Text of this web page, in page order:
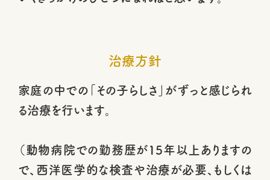
治療方針
家庭の中での「その子らしさ」がずっと感じられ
る治療を行います。
（動物病院での勤務歴が15年以上ありますの
で、西洋医学的な検査や治療が必要、もしくは